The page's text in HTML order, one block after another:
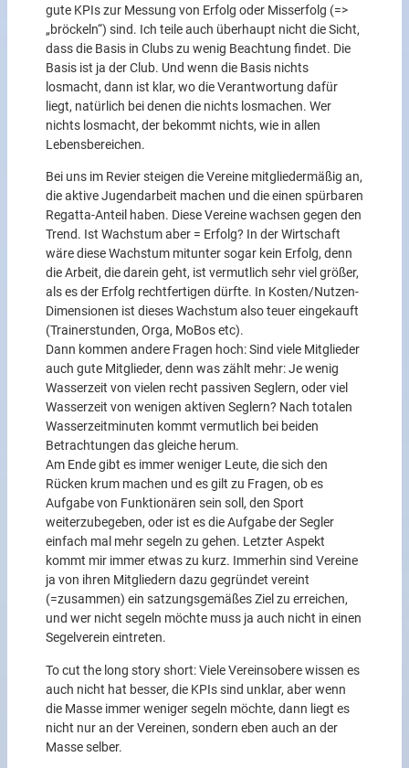
gute KPIs zur Messung von Erfolg oder Misserfolg (=>
„bröckeln“) sind. Ich teile auch überhaupt nicht die Sicht,
dass die Basis in Clubs zu wenig Beachtung findet. Die
Basis ist ja der Club. Und wenn die Basis nichts
losmacht, dann ist klar, wo die Verantwortung dafür
liegt, natürlich bei denen die nichts losmachen. Wer
nichts losmacht, der bekommt nichts, wie in allen
Lebensbereichen.
Bei uns im Revier steigen die Vereine mitgliedermäßig an,
die aktive Jugendarbeit machen und die einen spürbaren
Regatta-Anteil haben. Diese Vereine wachsen gegen den
Trend. Ist Wachstum aber = Erfolg? In der Wirtschaft
wäre diese Wachstum mitunter sogar kein Erfolg, denn
die Arbeit, die darein geht, ist vermutlich sehr viel größer,
als es der Erfolg rechtfertigen dürfte. In Kosten/Nutzen-
Dimensionen ist dieses Wachstum also teuer eingekauft
(Trainerstunden, Orga, MoBos etc).
Dann kommen andere Fragen hoch: Sind viele Mitglieder
auch gute Mitglieder, denn was zählt mehr: Je wenig
Wasserzeit von vielen recht passiven Seglern, oder viel
Wasserzeit von wenigen aktiven Seglern? Nach totalen
Wasserzeitminuten kommt vermutlich bei beiden
Betrachtungen das gleiche herum.
Am Ende gibt es immer weniger Leute, die sich den
Rücken krum machen und es gilt zu Fragen, ob es
Aufgabe von Funktionären sein soll, den Sport
weiterzubegeben, oder ist es die Aufgabe der Segler
einfach mal mehr segeln zu gehen. Letzter Aspekt
kommt mir immer etwas zu kurz. Immerhin sind Vereine
ja von ihren Mitgliedern dazu gegründet vereint
(=zusammen) ein satzungsgemäßes Ziel zu erreichen,
und wer nicht segeln möchte muss ja auch nicht in einen
Segelverein eintreten.
To cut the long story short: Viele Vereinsobere wissen es
auch nicht hat besser, die KPIs sind unklar, aber wenn
die Masse immer weniger segeln möchte, dann liegt es
nicht nur an der Vereinen, sondern eben auch an der
Masse selber.